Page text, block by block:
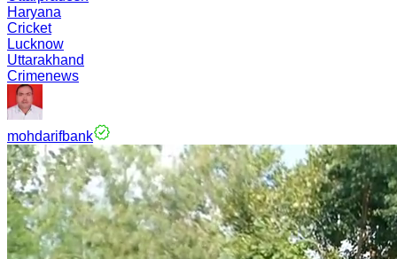
Haryana
Cricket
Lucknow
Uttarakhand
Crimenews
mohdarifbank